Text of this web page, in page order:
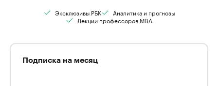
Эксклюзивы РБК
Аналитика и прогнозы
Лекции профессоров MBA
Подписка на месяц